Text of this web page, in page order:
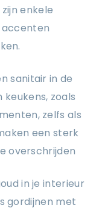
enkele
sanitair in de
zoals
zelfs als
een sterk
overschrijden
in je interieur
gordijnen met